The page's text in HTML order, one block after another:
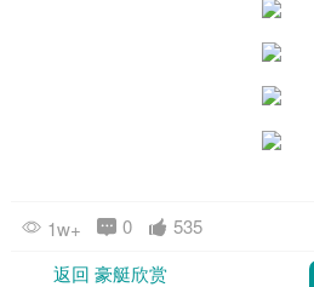
1w+ 0
535
返回 豪艇欣赏